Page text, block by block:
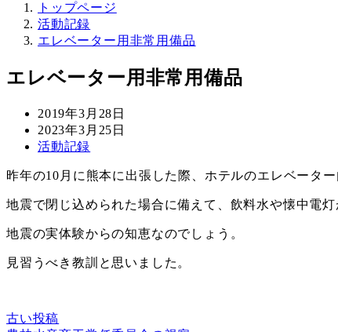
トップページ
活動記録
エレベーター用非常用備品
エレベーター用非常用備品
投
稿
日
2019年3月28日
更
新
2023年3月25日
カ
ゴ
ー
活動記録
昨年の10月に熊本に出張した際、ホテルのエレベータ
地震で閉じ込められた場合に備えて、飲料水や懐中電灯
地震の実体験からの知恵なのでしょう。
見習うべき教訓と思いました。
古い投稿